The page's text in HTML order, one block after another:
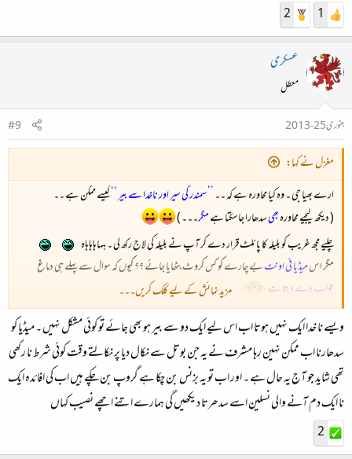
1
2
عسکری
معطل
جنوری 25، 2013
#9
مغزل نے کہا:
ارے بھیا جی ۔ وہ کیا محاورہ ہے کہ ۔۔ ’’ سمندر کی سیر اور ناخدا سے بیر ‘‘ کیسے ممکن ہے ۔۔
( دیکھ لیجیے محاورہبھیسدھارا جاسکتا ہےمگر۔۔۔ )
چلیے مجھ غریب کو بلیلہ کا پائلٹ قرار دے کر آپ نے بلیلہ کی لاج رکھ لی ۔ ہہاہاہاہاہ
مگر اسمیڈیا ئی اونٹبے چارے کو کس کروٹ بٹھایا جائے ؟؟ کیوں کہ سوال سے پہلے ہی دماغ
جواب دے دیتاہے
کچھ عرصہ قبل ایکسپریس میں جاوید چودھری نے اس موضوع پر مدلل کالم لکھا تھا ۔۔ جس کا حاصل درج
ذیل سطر ہے۔
جو افراد کروڑوں روپے کا خطیر سرمایہ لگا کر بیٹھے ہیں وہ ہماری’’اصلاح‘‘کیوں کر کریں گے؟ ؟
جون بھائی کا شعر یاد آگیا اس دھاگے اور موضوع کی نذر:
کچھ لوگ کئی لفظ غلط بول رہے ہیں !!!!!
مزید نمائش کے لیے کلک کریں۔۔۔
ویسے نا خدا ایک نہیں ہوتا اب اس لیے ایک دو سے بیر ہو بھی جائے تو کوئی مشکل نہیں ۔ میڈیا کو
سدھارنا اب ممکن نہین رہا مشرف نے یہ جن بوتل سے نکال دیا پر نکالتے وقت کوئی شرط نا رکھی
تھی شاید جو آج یہ حال ہے ۔ اور اب تو یہ بزنس بن چکا ہے گروپ بن چکے ہیں اب کی افائدہ ایک
نا ایک دم آنے والی نسلین اسے سدھرتا دیکھیں گی ہمارے اتنے اچھے نصیب کہاں
2